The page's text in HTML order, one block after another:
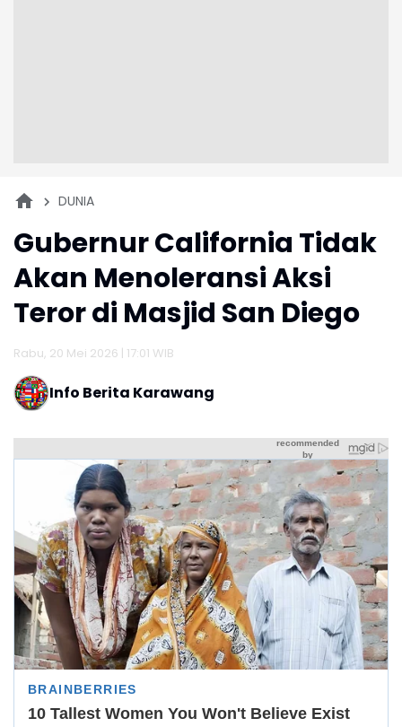
DUNIA
Gubernur California Tidak
Akan Menoleransi Aksi
Teror di Masjid San Diego
Rabu, 20 Mei 2026 | 17:01 WIB
Info Berita Karawang